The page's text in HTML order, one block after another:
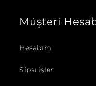
Müşteri
Hesabım
Siparişler